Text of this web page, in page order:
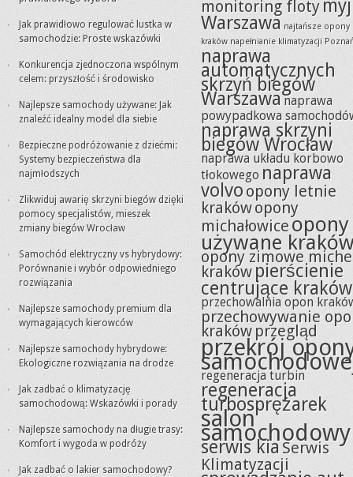
Jak prawidłowo regulować lustka w
samochodzie: Proste wskazówki
Konkurencja zjednoczona wspólnym
celem: przyszłość i środowisko
Najlepsze samochody używane: Jak
znaleźć idealny model dla siebie
Bezpieczne podróżowanie z dziećmi:
Systemy bezpieczeństwa dla
najmłodszych
Zlikwiduj awarię skrzyni biegów dzięki
pomocy specjalistów, mieszek
zmiany biegów Wrocław
Samochód elektryczny vs hybrydowy:
Porównanie i wybór odpowiedniego
rozwiązania
Najlepsze samochody premium dla
wymagających kierowców
Najlepsze samochody hybrydowe:
Ekologiczne rozwiązania na drodze
Jak zadbać o klimatyzację
samochodową: Wskazówki i porady
Najlepsze samochody na długie trasy:
Komfort i wygoda w podróży
Jak zadbać o lakier samochodowy?
monitoring floty
Warszawa najtańsze opony
kraków napełnianie klimatyzacji
naprawa
automatycznych
skrzyń biegów
Warszawa naprawa
powypadkowa
naprawa skrzyni
biegów Wrocław
naprawa układu korbowo
tłokowego naprawa
volvoopony letnie
krakówopony
michałowiceopony
używane
opony zimowe
kraków pierścienie
centrujące kraków
przechowalnia opon
przechowywanie
kraków przegląd
przekrój
regeneracja turbin
regeneracja
turbosprężarek
salon
samochodowy
serwis kiaSerwis
Klimatyzacji